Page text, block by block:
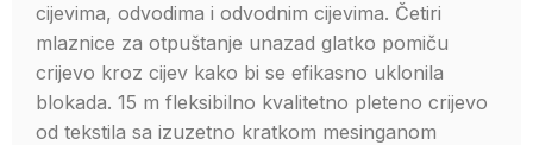
cijevima, odvodima i odvodnim cijevima. Četiri
mlaznice za otpuštanje unazad glatko pomiču
crijevo kroz cijev kako bi se efikasno uklonila
blokada. 15 m fleksibilno kvalitetno pleteno crijevo
od tekstila sa izuzetno kratkom mesinganom